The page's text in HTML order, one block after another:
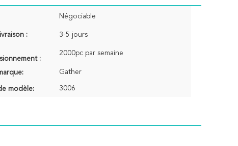
Négociable
: 3-5 jours
:
2000pc par semaine
Gather
modèle: 3006